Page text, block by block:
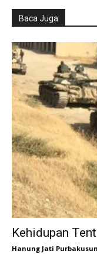
Baca Juga
Kehidupan
Hanung Jati